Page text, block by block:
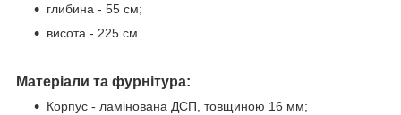
глибина - 55 см;
висота - 225 см.
Матеріали та фурнітура:
Корпус - ламінована ДСП, товщиною 16 мм;